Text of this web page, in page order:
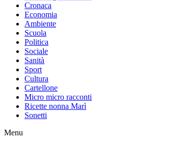
Cronaca
Economia
Ambiente
Scuola
Politica
Sociale
Sanità
Sport
Cultura
Cartellone
Micro micro racconti
Ricette nonna Marì
Sonetti
Menu